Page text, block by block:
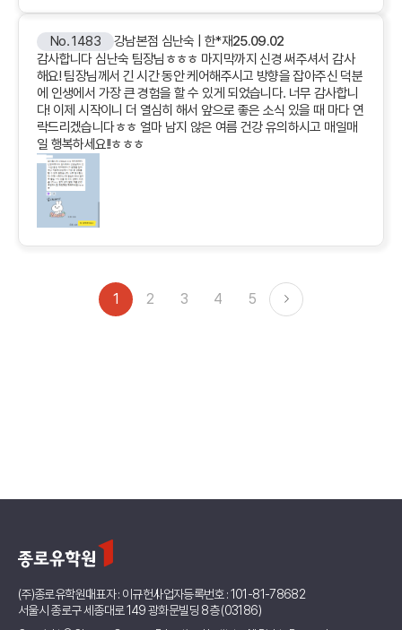
No. 1483 강남본점 심난숙 | 한*재25.09.02
감사합니다 심난숙 팀장님ㅎㅎㅎ 마지막까지 신경 써주셔서 감사
해요! 팀장님께서 긴 시간 동안 케어해주시고 방향을 잡아주신 덕분
에 인생에서 가장 큰 경험을 할 수 있게 되었습니다. 너무 감사합니
다! 이제 시작이니 더 열심히 해서 앞으로 좋은 소식 있을 때 마다 연
락드리겠습니다ㅎㅎ 얼마 남지 않은 여름 건강 유의하시고 매일매
일 행복하세요!!ㅎㅎㅎ
1 2 3 4 5
(주)종로유학원대표자 : 이규헌사업자등록번호 : 101-81-78682
서울시 종로구 세종대로 149 광화문빌딩 8층 (03186)